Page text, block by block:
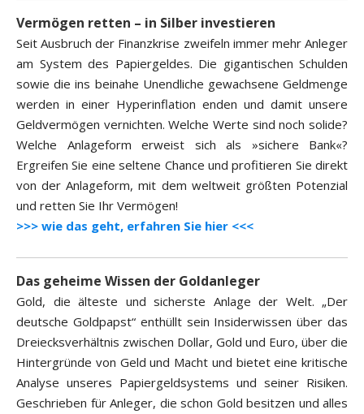
Vermögen retten – in Silber investieren
Seit Ausbruch der Finanzkrise zweifeln immer mehr Anleger
am System des Papiergeldes. Die gigantischen Schulden
sowie die ins beinahe Unendliche gewachsene Geldmenge
werden in einer Hyperinflation enden und damit unsere
Geldvermögen vernichten. Welche Werte sind noch solide?
Welche Anlageform erweist sich als »sichere Bank«?
Ergreifen Sie eine seltene Chance und profitieren Sie direkt
von der Anlageform, mit dem weltweit größten Potenzial
und retten Sie Ihr Vermögen!
>>> wie das geht, erfahren Sie hier <<<
Das geheime Wissen der Goldanleger
Gold, die älteste und sicherste Anlage der Welt. „Der
deutsche Goldpapst“ enthüllt sein Insiderwissen über das
Dreiecksverhältnis zwischen Dollar, Gold und Euro, über die
Hintergründe von Geld und Macht und bietet eine kritische
Analyse unseres Papiergeldsystems und seiner Risiken.
Geschrieben für Anleger, die schon Gold besitzen und alles